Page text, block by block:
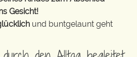
Gesicht!
und buntgelaunt geht